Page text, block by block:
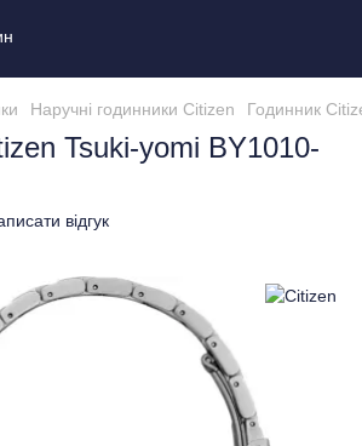
Наручні годинники Citizen Годинник
Tsuki-yomi BY1010-
відгук